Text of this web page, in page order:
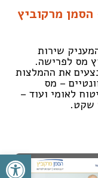
הסמן מרקוביץ
שירות
מס לפרישה.
את ההמלצות
– מס
לאומי ועוד –
שקט.
פתח